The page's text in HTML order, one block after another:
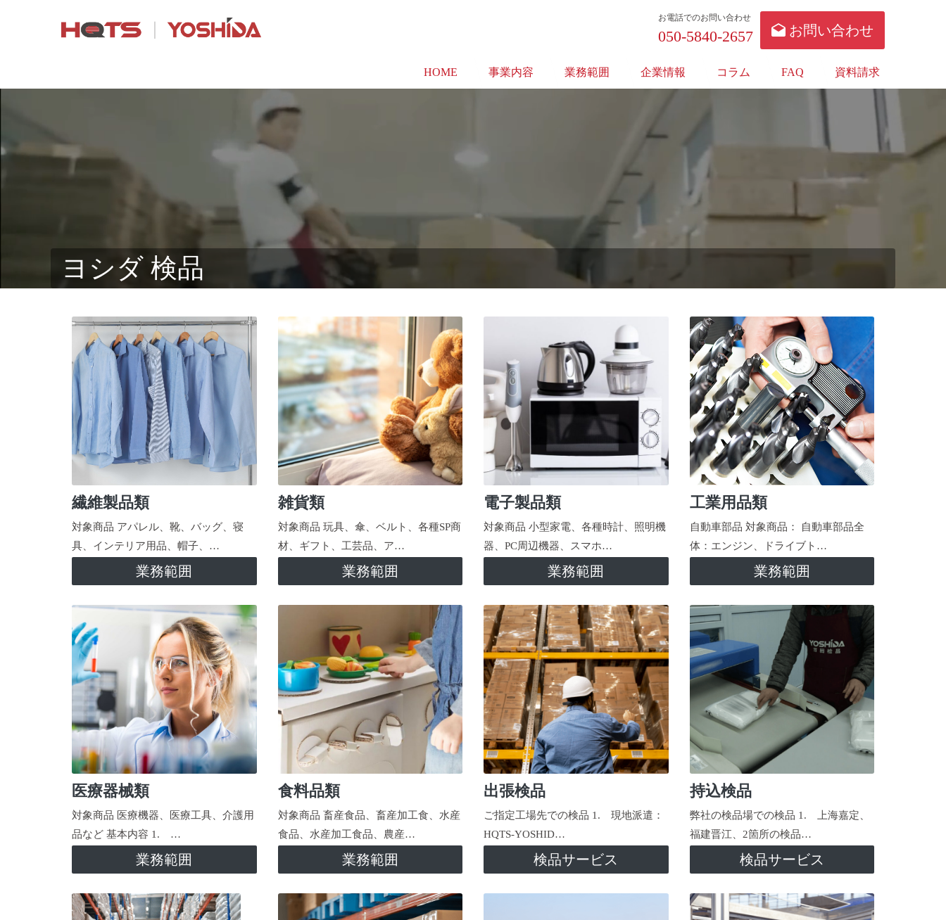
お電話でのお問い合わせ
050-5840-2657 お問い合わせ
HOME 事業内容 業務範囲 企業情報 コラム FAQ 資料請求
ヨシダ 検品
繊維製品類
対象商品 アパレル、靴、バッグ、寝
具、インテリア用品、帽子、…
業務範囲
雑貨類
対象商品 玩具、傘、ベルト、各種SP商
材、ギフト、工芸品、ア…
業務範囲
電子製品類
対象商品 小型家電、各種時計、照明機
器、PC周辺機器、スマホ…
業務範囲
工業用品類
自動車部品 対象商品： 自動車部品全
体：エンジン、ドライブト…
業務範囲
医療器械類
対象商品 医療機器、医療工具、介護用
品など 基本内容 1. …
業務範囲
食料品類
対象商品 畜産食品、畜産加工食、水産
食品、水産加工食品、農産…
業務範囲
出張検品
ご指定工場先での検品 1. 現地派遣：
HQTS-YOSHID…
検品サービス
持込検品
弊社の検品場での検品 1. 上海嘉定、
福建晋江、2箇所の検品…
検品サービス